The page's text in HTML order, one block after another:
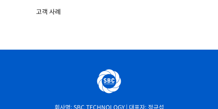
고객 사례
회사명: SBC TECHNOLOGY | 대표자: 정규섭